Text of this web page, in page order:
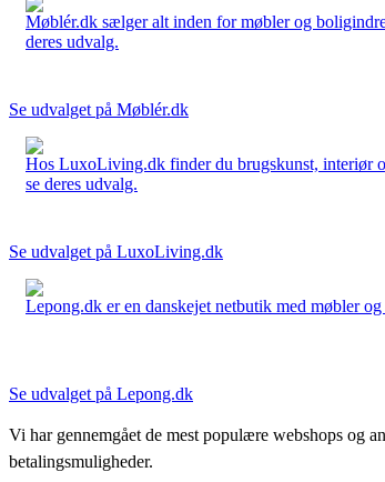
Møblér.dk sælger alt inden for møbler og
deres udvalg.
Se udvalget på Møblér.dk
Hos LuxoLiving.dk finder du brugskunst, interiør
se deres udvalg.
Se udvalget på LuxoLiving.dk
Lepong.dk er en danskejet netbutik med møbler
Se udvalget på Lepong.dk
Vi har gennemgået de mest populære webshops og
betalingsmuligheder.